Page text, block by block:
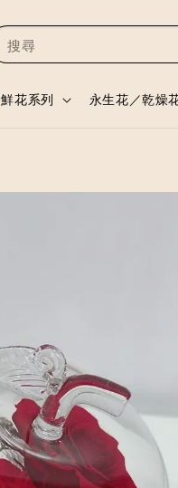
搜尋
鮮花系列 永生花／乾燥